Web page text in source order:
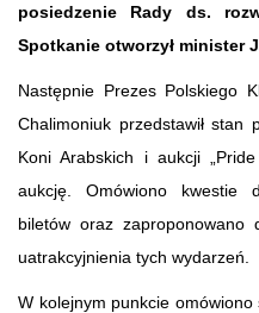
posiedzenie Rady ds.
Spotkanie otworzył minister
Następnie Prezes Polskiego
Chalimoniuk przedstawił stan
Koni Arabskich i aukcji
aukcję. Omówiono kwestie
biletów oraz zaproponowano
uatrakcyjnienia tych wydarzeń.
W kolejnym punkcie